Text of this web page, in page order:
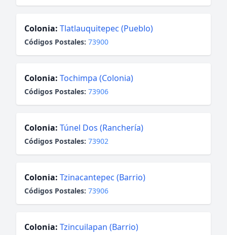
Colonia: Tlatlauquitepec (Pueblo)
Códigos Postales: 73900
Colonia: Tochimpa (Colonia)
Códigos Postales: 73906
Colonia: Túnel Dos (Ranchería)
Códigos Postales: 73902
Colonia: Tzinacantepec (Barrio)
Códigos Postales: 73906
Colonia: Tzincuilapan (Barrio)